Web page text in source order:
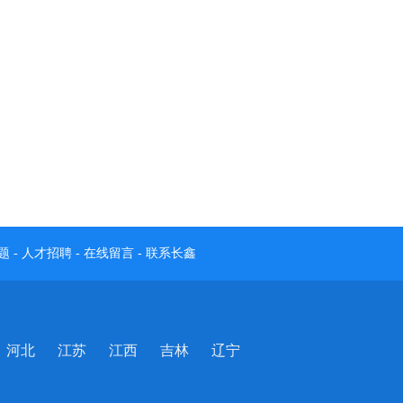
- 人才招聘 - 在线留言 - 联系长鑫
河北 江苏 江西 吉林 辽宁